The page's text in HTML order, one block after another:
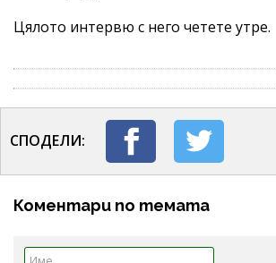
Цялото интервю с него четете утре.
СПОДЕЛИ:
Коментари по темата